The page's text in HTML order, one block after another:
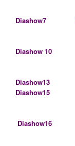
Diashow7
Diashow 10
Diashow13
Diashow15
Diashow16